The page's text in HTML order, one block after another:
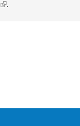
(link is
.